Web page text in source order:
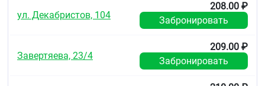
ул. Декабристов, 104
208.00 ₽
Забронировать
Завертяева, 23/4
209.00 ₽
Забронировать